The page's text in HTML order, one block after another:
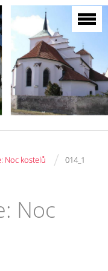
Noc kostelů /
014_1
Noc